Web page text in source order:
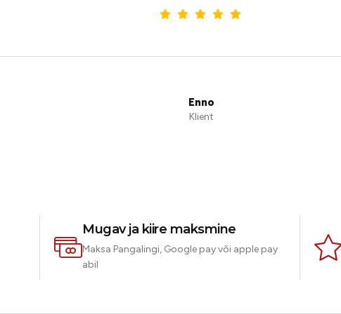
Enno
Klient
Mugav ja kiire maksmine
Maksa Pangalingi, Google pay või apple pay
abil